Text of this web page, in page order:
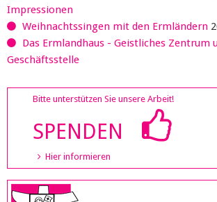
Impressionen
Weihnachtssingen mit den Ermländern
Das Ermlandhaus - Geistliches Zentrum
Geschäftsstelle
Bitte unterstützen Sie unsere Arbeit!
SPENDEN
Hier informieren